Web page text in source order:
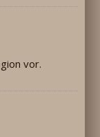
vor.